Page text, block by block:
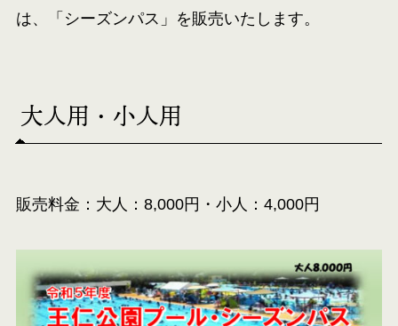
は、「シーズンパス」を販売いたします。
大人用・小人用
販売料金：大人：8,000円・小人：4,000円